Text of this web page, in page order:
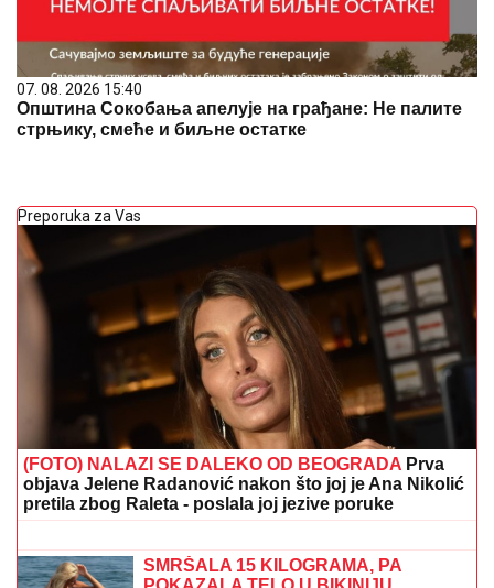
07. 08. 2026 15:40
Општина Сокобања апелује на грађане: Не палите
стрњику, смеће и биљне остатке
Preporuka za Vas
(FOTO) NALAZI SE DALEKO OD BEOGRADA Prva
objava Jelene Radanović nakon što joj je Ana Nikolić
pretila zbog Raleta - poslala joj jezive poruke
TI ME VARAŠ U NAŠEM KREVETU"
Pevačicu je muž prevario dok je bila u